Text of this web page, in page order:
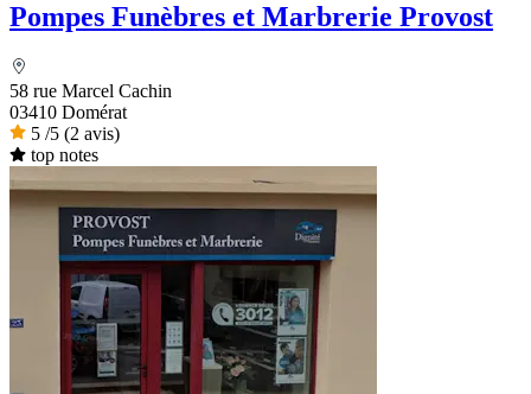
Pompes Funèbres et Marbrerie Provost
58 rue Marcel Cachin
03410 Domérat
5 /5 (2 avis)
top notes